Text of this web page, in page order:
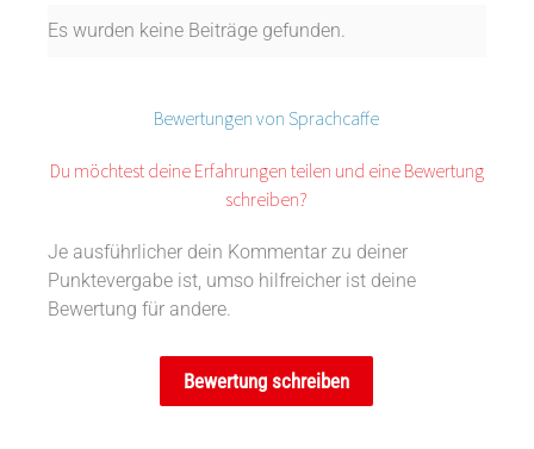
Es wurden keine Beiträge gefunden.
Bewertungen von Sprachcaffe
Du möchtest deine Erfahrungen teilen und eine Bewertung
schreiben?
Je ausführlicher dein Kommentar zu deiner
Punktevergabe ist, umso hilfreicher ist deine
Bewertung für andere.
Bewertung schreiben